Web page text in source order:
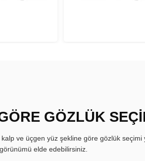
GÖZLÜK
ve üçgen yüz şekline göre gözlük seçimi
elde edebilirsiniz.